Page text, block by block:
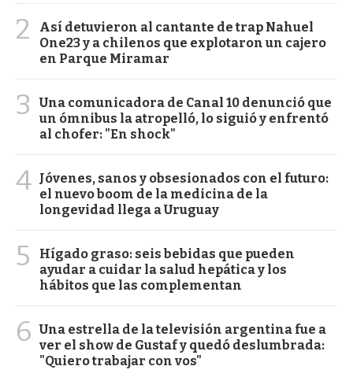
2
Así detuvieron al cantante de trap Nahuel
One23 y a chilenos que explotaron un cajero
en Parque Miramar
3
Una comunicadora de Canal 10 denunció que
un ómnibus la atropelló, lo siguió y enfrentó
al chofer: "En shock"
4 Jóvenes, sanos y obsesionados con el futuro:
el nuevo boom de la medicina de la
longevidad llega a Uruguay
5
Hígado graso: seis bebidas que pueden
ayudar a cuidar la salud hepática y los
hábitos que las complementan
6 Una estrella de la televisión argentina fue a
ver el show de Gustaf y quedó deslumbrada:
"Quiero trabajar con vos"